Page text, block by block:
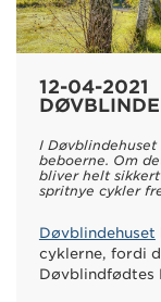
12-04-2021
I
beboerne. Om
bliver helt
spritnye cykler
Døvblindehuset
cyklerne, fordi
Døvblindfødtes